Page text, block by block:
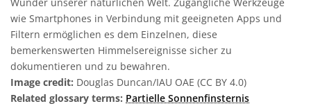
wie Smartphones in Verbindung mit geeigneten Apps und
Filtern ermöglichen es dem Einzelnen, diese
bemerkenswerten Himmelsereignisse sicher zu
dokumentieren und zu bewahren.
Image credit: Douglas Duncan/IAU OAE (CC BY 4.0)
Related glossary terms: Partielle Sonnenfinsternis